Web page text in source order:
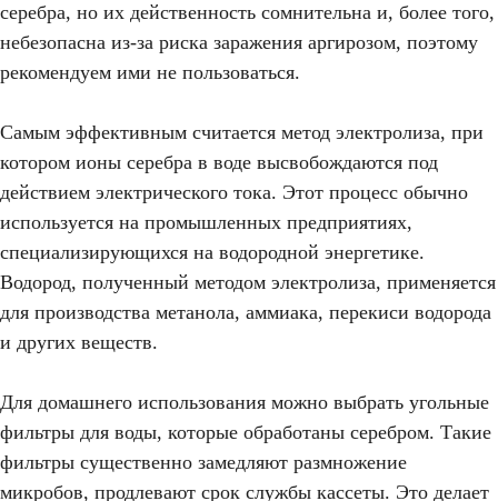
серебра, но их действенность сомнительна и, более того,
небезопасна из-за риска заражения аргирозом, поэтому
рекомендуем ими не пользоваться.
Самым эффективным считается метод электролиза, при
котором ионы серебра в воде высвобождаются под
действием электрического тока. Этот процесс обычно
используется на промышленных предприятиях,
специализирующихся на водородной энергетике.
Водород, полученный методом электролиза, применяется
для производства метанола, аммиака, перекиси водорода
и других веществ.
Для домашнего использования можно выбрать угольные
фильтры для воды, которые обработаны серебром. Такие
фильтры существенно замедляют размножение
микробов, продлевают срок службы кассеты. Это делает